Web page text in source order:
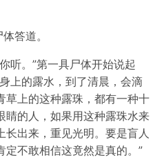
答道。
听。”第一具尸体开始说起
上的露水，到了清晨，会滴
草上的这种露珠，都有一种十
睛的人，如果用这种露珠水来
出来，重见光明。要是盲人
不敢相信这竟然是真的。”